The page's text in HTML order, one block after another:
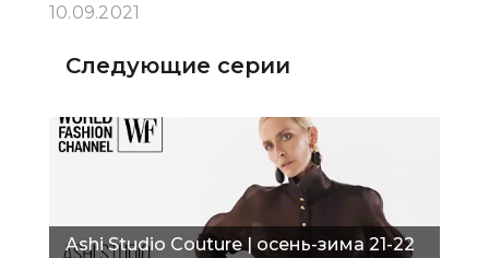
10.09.2021
Следующие серии
Ashi Studio Couture | осень-зима 21-22